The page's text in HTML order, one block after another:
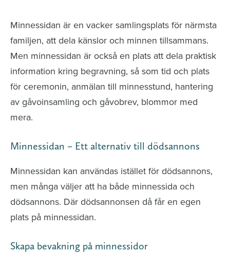
Minnessidan är en vacker samlingsplats för närmsta
familjen, att dela känslor och minnen tillsammans.
Men minnessidan är också en plats att dela praktisk
information kring begravning, så som tid och plats
för ceremonin, anmälan till minnesstund, hantering
av gåvoinsamling och gåvobrev, blommor med
mera.
Minnessidan – Ett alternativ till dödsannons
Minnessidan kan användas istället för dödsannons,
men många väljer att ha både minnessida och
dödsannons. Där dödsannonsen då får en egen
plats på minnessidan.
Skapa bevakning på minnessidor